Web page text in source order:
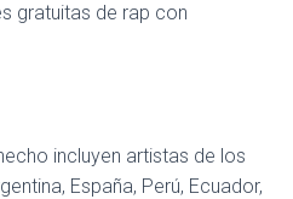
gratuitas de rap con
incluyen artistas de los
España, Perú, Ecuador,